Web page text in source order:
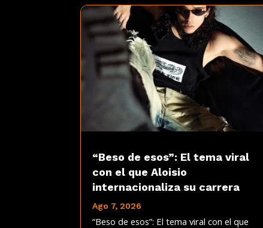
“Beso de esos”: El tema viral
con el que Aloisio
internacionaliza su carrera
Ago 7, 2026
“Beso de esos”: El tema viral con el que